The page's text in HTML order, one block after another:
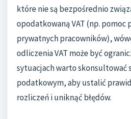
które nie są bezpośrednio
opodatkowaną VAT (np. pomoc
prywatnych pracowników),
odliczenia VAT może być
sytuacjach warto skonsultować
podatkowym, aby ustalić
rozliczeń i uniknąć błędów.